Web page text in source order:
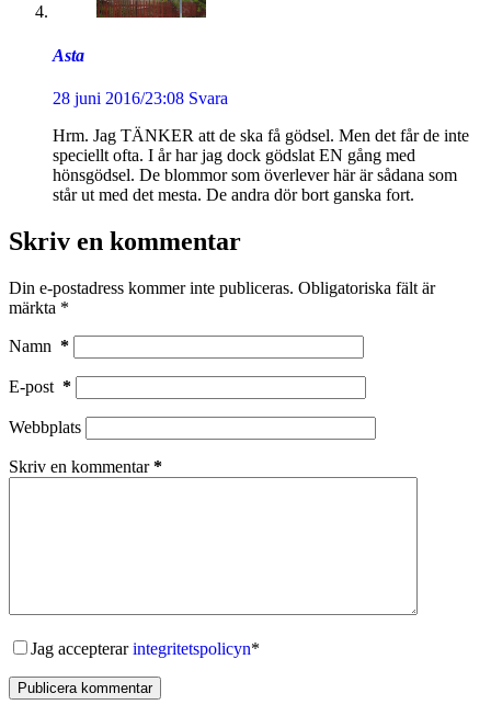
Asta
28 juni 2016/23:08 Svara
Hrm. Jag TÄNKER att de ska få gödsel. Men det får de inte
speciellt ofta. I år har jag dock gödslat EN gång med
hönsgödsel. De blommor som överlever här är sådana som
står ut med det mesta. De andra dör bort ganska fort.
Skriv en kommentar
Din e-postadress kommer inte publiceras. Obligatoriska fält är
märkta *
Namn *
E-post *
Webbplats
Skriv en kommentar*
Jag accepterarintegritetspolicyn*
Publicera kommentar